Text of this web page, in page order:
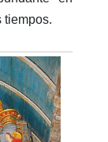
tiempos.